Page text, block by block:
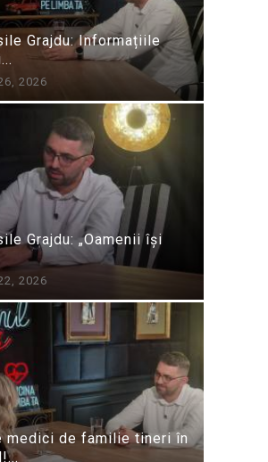
Grajdu: Informațiile
2026
Grajdu: „Oamenii își
2026
medici de familie tineri în